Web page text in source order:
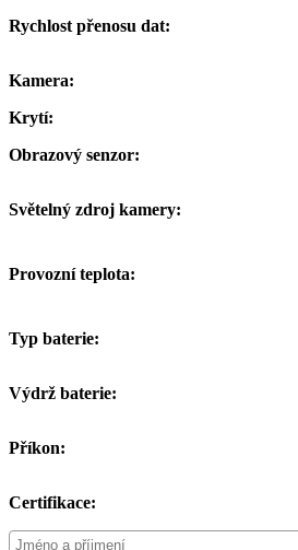
Rychlost přenosu dat:
Kamera:
Krytí:
Obrazový senzor:
Světelný zdroj kamery:
Provozní teplota:
Typ baterie:
Výdrž baterie:
Příkon:
Certifikace: